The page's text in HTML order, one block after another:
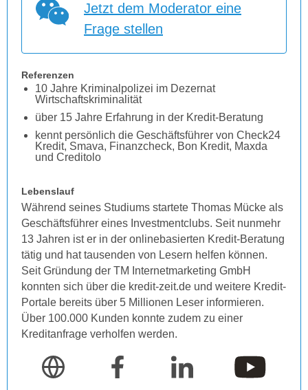
Jetzt dem Moderator eine
Frage stellen
Referenzen
10 Jahre Kriminalpolizei im Dezernat
Wirtschaftskriminalität
über 15 Jahre Erfahrung in der Kredit-Beratung
kennt persönlich die Geschäftsführer von Check24
Kredit, Smava, Finanzcheck, Bon Kredit, Maxda
und Creditolo
Lebenslauf
Während seines Studiums startete Thomas Mücke als
Geschäftsführer eines Investmentclubs. Seit nunmehr
13 Jahren ist er in der onlinebasierten Kredit-Beratung
tätig und hat tausenden von Lesern helfen können.
Seit Gründung der TM Internetmarketing GmbH
konnten sich über die kredit-zeit.de und weitere Kredit-
Portale bereits über 5 Millionen Leser informieren.
Über 100.000 Kunden konnte zudem zu einer
Kreditanfrage verholfen werden.